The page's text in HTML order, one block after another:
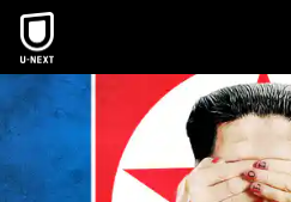
本文へスキップ